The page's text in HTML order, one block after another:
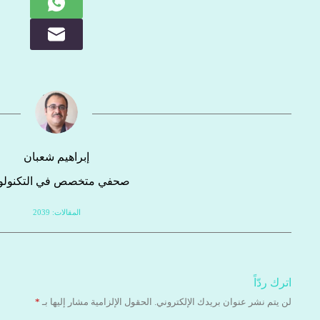
إبراهيم شعبان
صحفي متخصص في
المقالات: 2039
اترك ردّاً
لن يتم نشر عنوان بريدك الإلكتروني. الحقول الإلزامية مشار إليها بـ *